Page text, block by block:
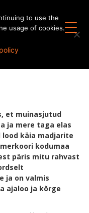
et muinasjutud
ja mere taga elas
käia madjarite
kodumaa
päris mitu rahvast
ja on valmis
ajaloo ja kõrge
to use the
usage of cookies.